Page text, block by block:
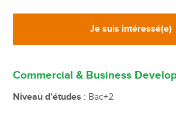
Je suis intéressé(e)
Commercial & Business
Niveau d’études : Bac+2